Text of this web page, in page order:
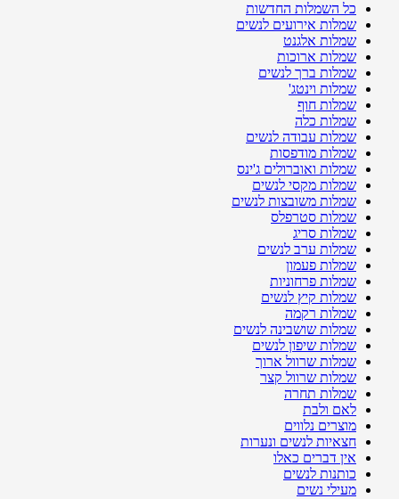
כל השמלות החדשות
שמלות אירועים לנשים
שמלות אלגנט
שמלות ארוכות
שמלות ברך לנשים
שמלות וינטג'
שמלות חוף
שמלות כלה
שמלות עבודה לנשים
שמלות מודפסות
שמלות ואוברולים ג'ינס
שמלות מקסי לנשים
שמלות משובצות לנשים
שמלות סטרפלס
שמלות סריג
שמלות ערב לנשים
שמלות פעמון
שמלות פרחוניות
שמלות קיץ לנשים
שמלות רקמה
שמלות שושבינה לנשים
שמלות שיפון לנשים
שמלות שרוול ארוך
שמלות שרוול קצר
שמלות תחרה
לאם ולבת
מוצרים נלווים
חצאיות לנשים ונערות
אין דברים כאלו
כותנות לנשים
מעילי נשים